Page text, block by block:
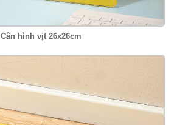
Cân hình vịt 26x26cm